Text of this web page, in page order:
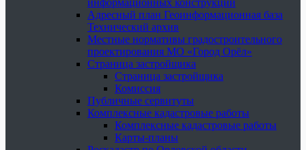
информационных конструкций
Адресный план Геоинформационная база
Технический архив
Местные нормативы градостроительного
проектирования МО «Город Орёл»
Страница застройщика
Страница застройщика
Комиссия
Публичные сервитуты
Комплексные кадастровые работы
Комплексные кадастровые работы
Карты-планы